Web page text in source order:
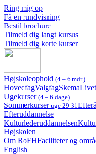
Ring mig op
Få en rundvisning
Bestil brochure
Tilmeld dig langt kursus
Tilmeld dig korte kurser
Højskoleophold (4 – 6 mdr.)
HovedfagValgfagSkema
Ugekurser (4 – 6 dage)
Sommerkurser uge 29-31
Efteruddannelse
Kulturlederuddannelsen
Højskolen
Om RoFHFaciliteter og
English